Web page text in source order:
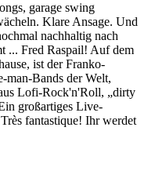
garage swing
Klare Ansage. Und
nachhaltig nach
... Fred Raspail! Auf dem
ist der Franko-
man-Bands der Welt,
Lofi-Rock'n'Roll, „dirty
großartiges Live-
fantastique! Ihr werdet